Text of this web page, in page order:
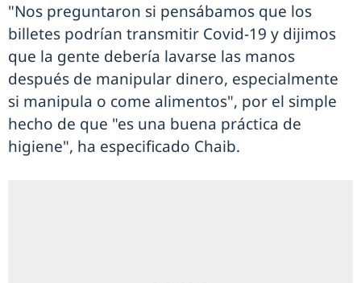
"Nos preguntaron si pensábamos que los
billetes podrían transmitir Covid-19 y dijimos
que la gente debería lavarse las manos
después de manipular dinero, especialmente
si manipula o come alimentos", por el simple
hecho de que "es una buena práctica de
higiene", ha especificado Chaib.